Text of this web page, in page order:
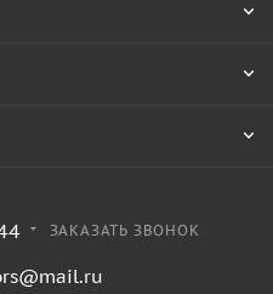
ЗАКАЗАТЬ ЗВОНОК